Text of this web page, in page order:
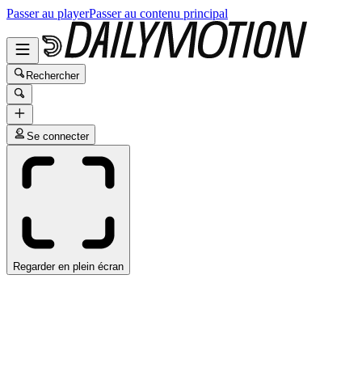
Passer au playerPasser au contenu principal
Rechercher
Se connecter
Regarder en plein écran